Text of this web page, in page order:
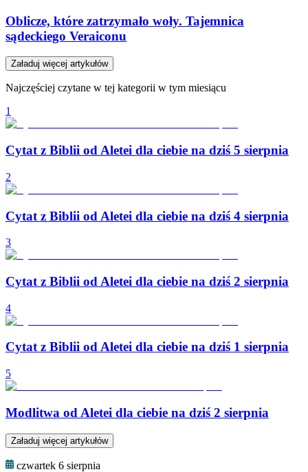
Oblicze, które zatrzymało woły. Tajemnica
sądeckiego Veraiconu
Załaduj więcej artykułów
Najczęściej czytane w tej kategorii w tym miesiącu
1
Cytat z Biblii od Aletei dla ciebie na dziś 5 sierpnia
2
Cytat z Biblii od Aletei dla ciebie na dziś 4 sierpnia
3
Cytat z Biblii od Aletei dla ciebie na dziś 2 sierpnia
4
Cytat z Biblii od Aletei dla ciebie na dziś 1 sierpnia
5
Modlitwa od Aletei dla ciebie na dziś 2 sierpnia
Załaduj więcej artykułów
czwartek 6 sierpnia